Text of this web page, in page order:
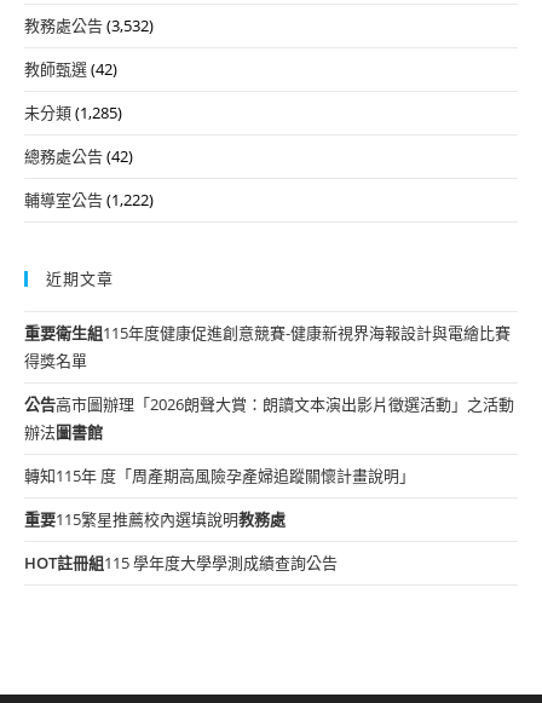
教務處公告(3,532)
教師甄選(42)
未分類(1,285)
總務處公告(42)
輔導室公告(1,222)
近期文章
重要衛生組115年度健康促進創意競賽-健康新視界海報設計與電繪比賽
得獎名單
公告高市圖辦理「2026朗聲大賞：朗讀文本演出影片徵選活動」之活動
辦法圖書館
轉知115年 度「周產期高風險孕產婦追蹤關懷計畫說明」
重要115繁星推薦校內選填說明教務處
HOT註冊組115 學年度大學學測成績查詢公告